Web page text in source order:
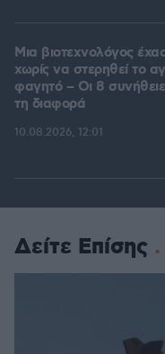
Μια βιοτεχνολόγος
χωρίς να στερηθεί το
φαγητό – Οι 8
τη διαφορά
10.08.2026, 12:01
Δείτε Επίσης